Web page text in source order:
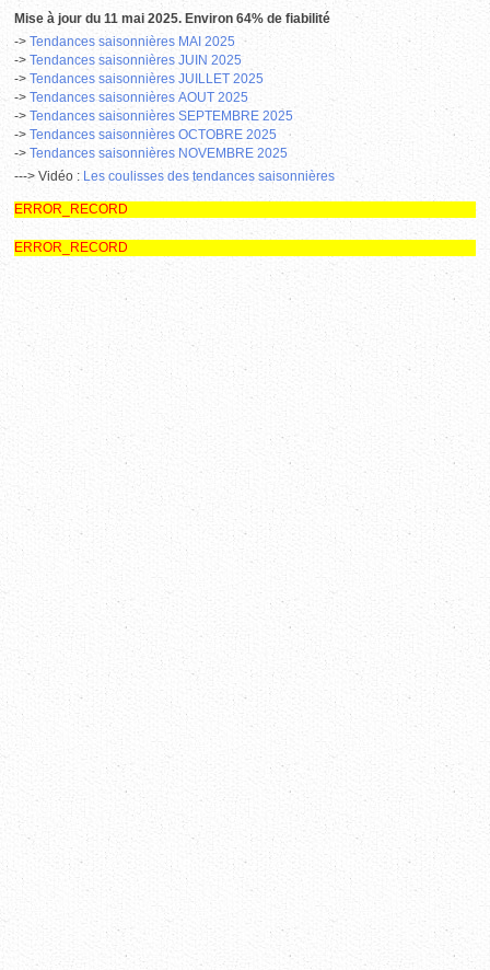
Mise à jour du 11 mai 2025. Environ 64% de fiabilité
->Tendances saisonnières MAI 2025
->Tendances saisonnières JUIN 2025
->Tendances saisonnières JUILLET 2025
->Tendances saisonnières AOUT 2025
->Tendances saisonnières SEPTEMBRE 2025
->Tendances saisonnières OCTOBRE 2025
->Tendances saisonnières NOVEMBRE 2025
---> Vidéo : Les coulisses des tendances saisonnières
ERROR_RECORD
ERROR_RECORD